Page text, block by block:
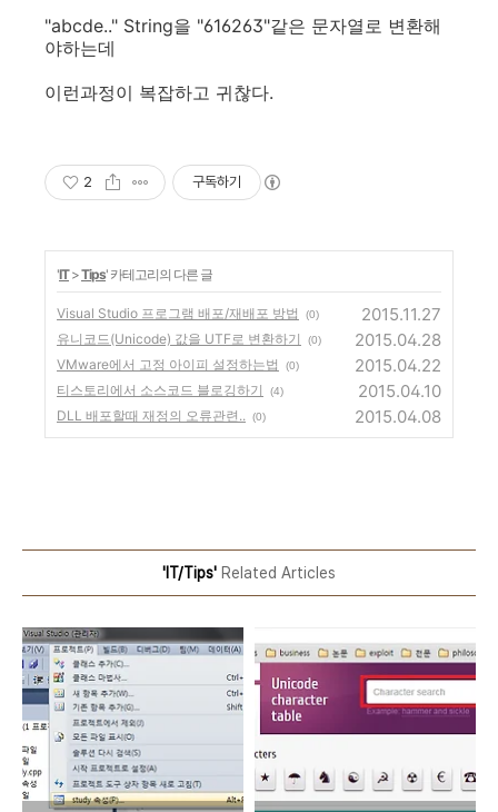
"abcde.." String을 "616263"같은 문자열로 변환해
야하는데
이런과정이 복잡하고 귀찮다.
2 구독하기
'IT>Tips' 카테고리의 다른 글
Visual Studio 프로그램 배포/재배포 방법 (0) 2015.11.27
유니코드(Unicode) 값을 UTF로 변환하기 (0) 2015.04.28
VMware에서 고정 아이피 설정하는법 (0) 2015.04.22
티스토리에서 소스코드 블로깅하기 (4) 2015.04.10
DLL 배포할때 재정의 오류관련.. (0) 2015.04.08
'IT/Tips' Related Articles